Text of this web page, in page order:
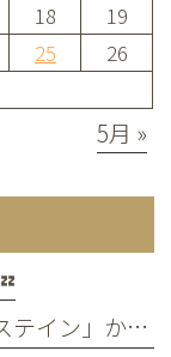
18
19
25
26
5月 »
歯に黒い線が…それ、「ブラックステイン」かもしれません！